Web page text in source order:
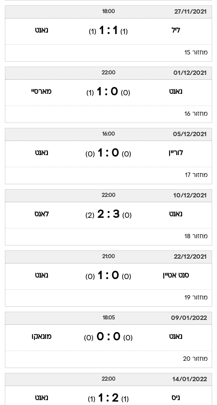
27/11/2021
18:00
ליל (1)
1 : 1
(1) נאנט
מחזור 15
01/12/2021
22:00
נאנט (0)
0 : 1
(1) מארסיי
מחזור 16
05/12/2021
16:00
לוריין (0)
0 : 1
(0) נאנט
מחזור 17
10/12/2021
22:00
נאנט (0)
3 : 2
(2) לאנס
מחזור 18
22/12/2021
21:00
סנט אטיין (0)
0 : 1
(0) נאנט
מחזור 19
09/01/2022
18:05
נאנט (0)
0 : 0
(0) מונאקו
מחזור 20
14/01/2022
22:00
ניס (1)
2 : 1
(1) נאנט